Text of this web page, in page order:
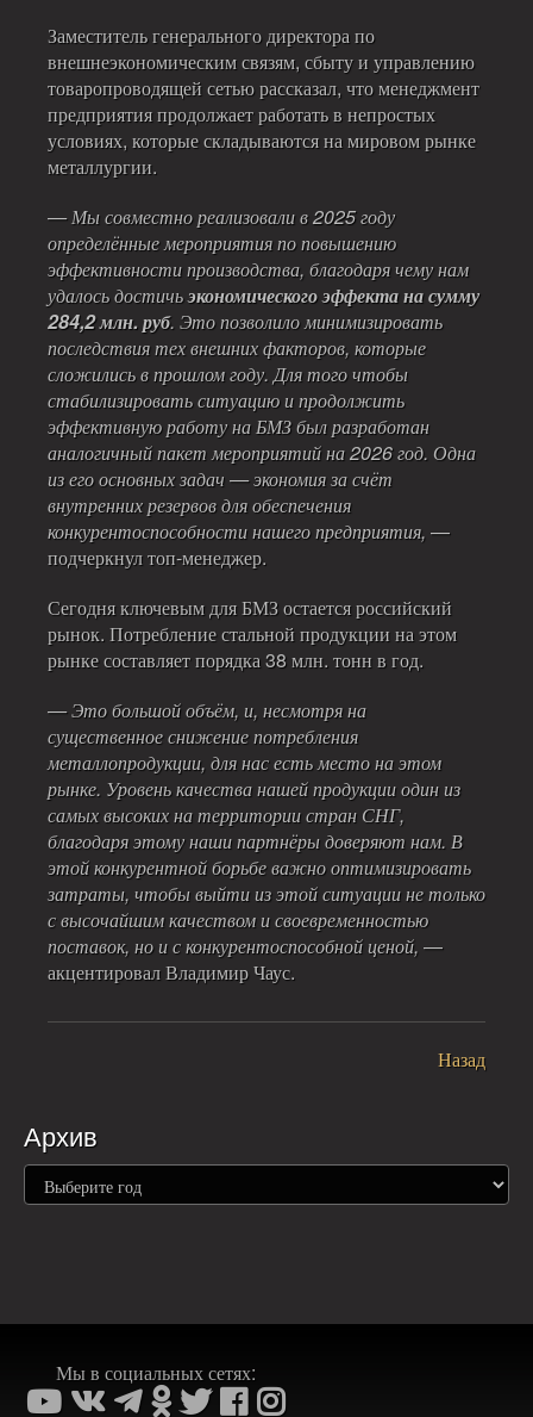
Заместитель генерального директора по
внешнеэкономическим связям, сбыту и управлению
товаропроводящей сетью рассказал, что менеджмент
предприятия продолжает работать в непростых
условиях, которые складываются на мировом рынке
металлургии.
— Мы совместно реализовали в 2025 году
определённые мероприятия по повышению
эффективности производства, благодаря чему нам
удалось достичьэкономического эффекта на сумму
284,2 млн. руб. Это позволило минимизировать
последствия тех внешних факторов, которые
сложились в прошлом году. Для того чтобы
стабилизировать ситуацию и продолжить
эффективную работу на БМЗ был разработан
аналогичный пакет мероприятий на 2026 год. Одна
из его основных задач — экономия за счёт
внутренних резервов для обеспечения
конкурентоспособности нашего предприятия, —
подчеркнул топ-менеджер.
Сегодня ключевым для БМЗ остается российский
рынок. Потребление стальной продукции на этом
рынке составляет порядка 38 млн. тонн в год.
— Это большой объём, и, несмотря на
существенное снижение потребления
металлопродукции, для нас есть место на этом
рынке. Уровень качества нашей продукции один из
самых высоких на территории стран СНГ,
благодаря этому наши партнёры доверяют нам. В
этой конкурентной борьбе важно оптимизировать
затраты, чтобы выйти из этой ситуации не только
с высочайшим качеством и своевременностью
поставок, но и с конкурентоспособной ценой, —
акцентировал Владимир Чаус.
Назад
Архив
Мы в социальных сетях: